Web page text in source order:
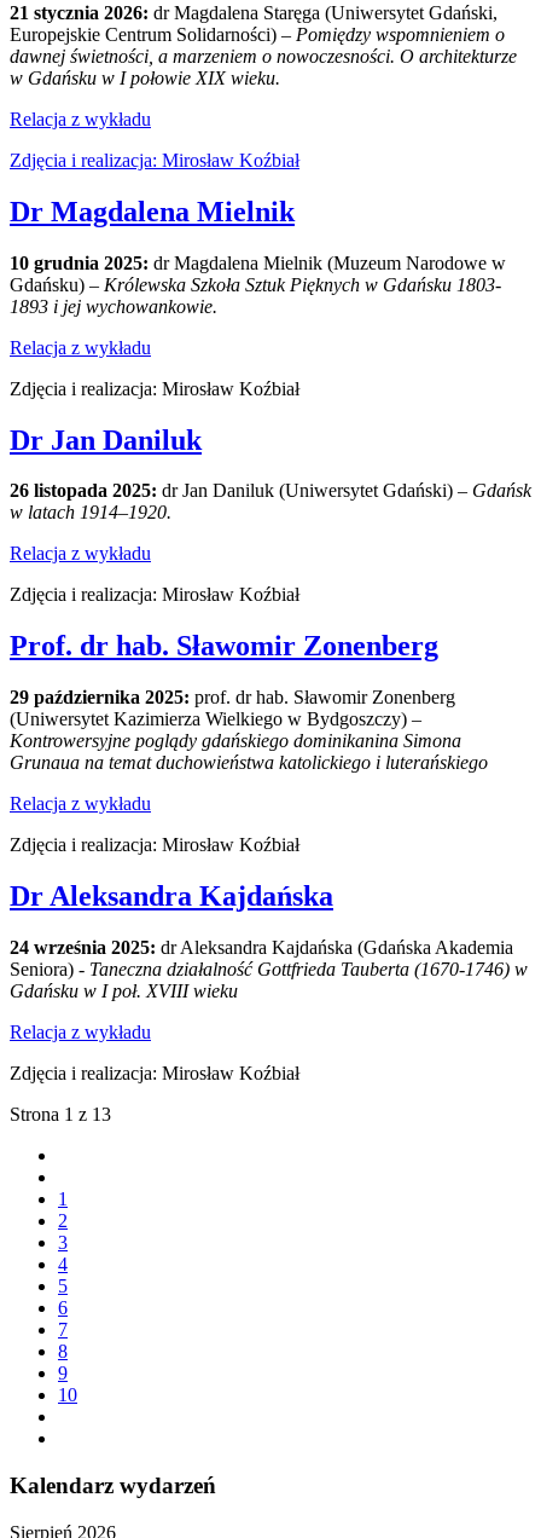
21 stycznia 2026: dr Magdalena Staręga (Uniwersytet Gdański,
Europejskie Centrum Solidarności) – Pomiędzy wspomnieniem o
dawnej świetności, a marzeniem o nowoczesności. O architekturze
w Gdańsku w I połowie XIX wieku.
Relacja z wykładu
Zdjęcia i realizacja: Mirosław Koźbiał
Dr Magdalena Mielnik
10 grudnia 2025: dr Magdalena Mielnik (Muzeum Narodowe w
Gdańsku) – Królewska Szkoła Sztuk Pięknych w Gdańsku 1803-
1893 i jej wychowankowie.
Relacja z wykładu
Zdjęcia i realizacja: Mirosław Koźbiał
Dr Jan Daniluk
26 listopada 2025: dr Jan Daniluk (Uniwersytet Gdański) – Gdańsk
w latach 1914–1920.
Relacja z wykładu
Zdjęcia i realizacja: Mirosław Koźbiał
Prof. dr hab. Sławomir Zonenberg
29 października 2025: prof. dr hab. Sławomir Zonenberg
(Uniwersytet Kazimierza Wielkiego w Bydgoszczy) –
Kontrowersyjne poglądy gdańskiego dominikanina Simona
Grunaua na temat duchowieństwa katolickiego i luterańskiego
Relacja z wykładu
Zdjęcia i realizacja: Mirosław Koźbiał
Dr Aleksandra Kajdańska
24 września 2025: dr Aleksandra Kajdańska (Gdańska Akademia
Seniora) - Taneczna działalność Gottfrieda Tauberta (1670-1746) w
Gdańsku w I poł. XVIII wieku
Relacja z wykładu
Zdjęcia i realizacja: Mirosław Koźbiał
Strona 1 z 13
1
2
3
4
5
6
7
8
9
10
Kalendarz wydarzeń
Sierpień 2026